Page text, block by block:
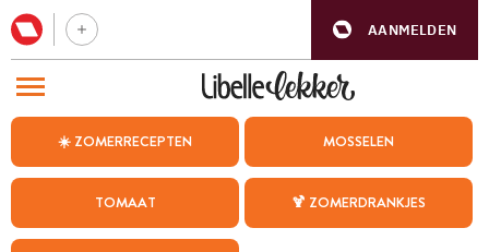
AANMELDEN
☀️ ZOMERRECEPTEN MOSSELEN
TOMAAT 🍹 ZOMERDRANKJES
BEZOEK ONZE ANDERE WEBSITES
WEEKMENU